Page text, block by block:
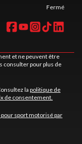
Fermé
et ne peuvent être
consulter pour plus de
la politique de
de consentement.
pour sport motorisé par